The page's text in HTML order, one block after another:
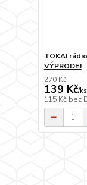
TOKAI
VÝPRODEJ
270 Kč
139 Kč/ks
115 Kč bez